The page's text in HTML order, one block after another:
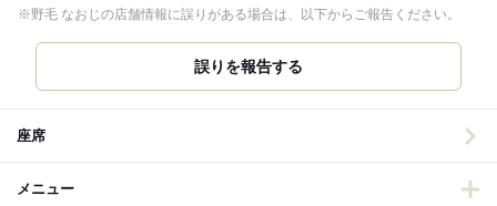
※野毛 なおじの店舗情報に誤りがある場合は、以下からご報告ください。
誤りを報告する
座席
メニュー